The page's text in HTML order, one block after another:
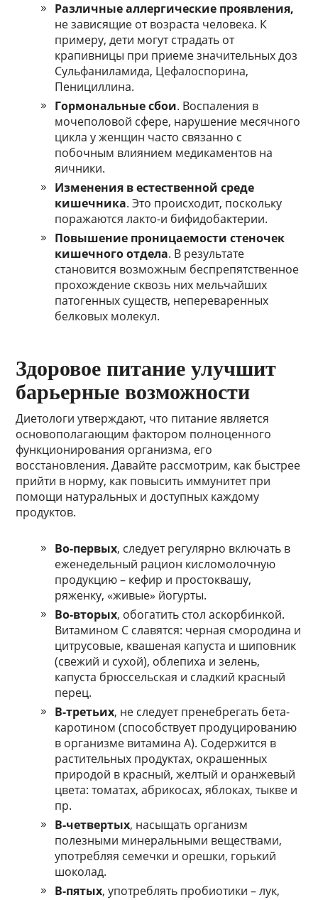
Различные аллергические проявления,
не зависящие от возраста человека. К
примеру, дети могут страдать от
крапивницы при приеме значительных доз
Сульфаниламида, Цефалоспорина,
Пенициллина.
Гормональные сбои. Воспаления в
мочеполовой сфере, нарушение месячного
цикла у женщин часто связанно с
побочным влиянием медикаментов на
яичники.
Изменения в естественной среде
кишечника. Это происходит, поскольку
поражаются лакто-и бифидобактерии.
Повышение проницаемости стеночек
кишечного отдела. В результате
становится возможным беспрепятственное
прохождение сквозь них мельчайших
патогенных существ, непереваренных
белковых молекул.
Здоровое питание улучшит
барьерные возможности
Диетологи утверждают, что питание является
основополагающим фактором полноценного
функционирования организма, его
восстановления. Давайте рассмотрим, как быстрее
прийти в норму, как повысить иммунитет при
помощи натуральных и доступных каждому
продуктов.
Во-первых, следует регулярно включать в
еженедельный рацион кисломолочную
продукцию – кефир и простоквашу,
ряженку, «живые» йогурты.
Во-вторых, обогатить стол аскорбинкой.
Витамином C славятся: черная смородина и
цитрусовые, квашеная капуста и шиповник
(свежий и сухой), облепиха и зелень,
капуста брюссельская и сладкий красный
перец.
В-третьих, не следует пренебрегать бета-
каротином (способствует продуцированию
в организме витамина A). Содержится в
растительных продуктах, окрашенных
природой в красный, желтый и оранжевый
цвета: томатах, абрикосах, яблоках, тыкве и
пр.
В-четвертых, насыщать организм
полезными минеральными веществами,
употребляя семечки и орешки, горький
шоколад.
В-пятых, употреблять пробиотики – лук,